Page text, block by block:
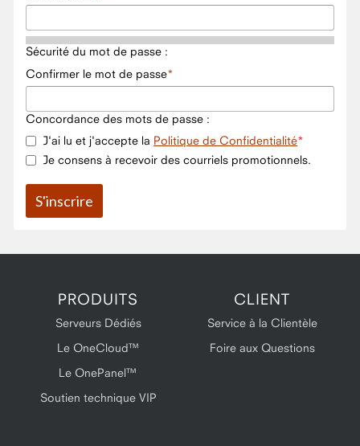
Sécurité du mot de passe :
Confirmer le mot de passe
Concordance des mots de passe :
J'ai lu et j'accepte la Politique de Confidentialité
Je consens à recevoir des courriels promotionnels.
PRODUITS
Serveurs Dédiés
Le OneCloud™
Le OnePanel™
Soutien technique VIP
CLIENT
Service à la Clientèle
Foire aux Questions